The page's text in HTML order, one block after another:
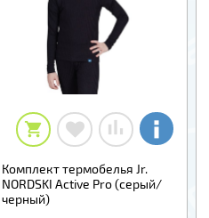
Комплект термобелья Jr.
NORDSKI Active Pro (серый/
черный)